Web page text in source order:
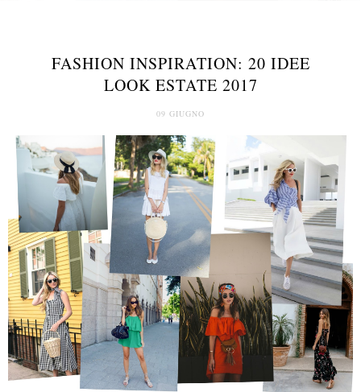
FASHION INSPIRATION: 20 IDEE
LOOK ESTATE 2017
09 GIUGNO